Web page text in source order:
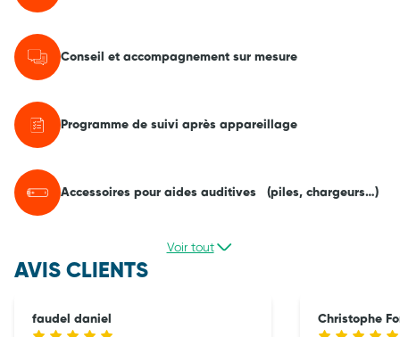
Conseil et accompagnement sur mesure
Programme de suivi après appareillage
Accessoires pour aides auditives (piles, chargeurs…)
Voir tout
AVIS CLIENTS
faudel daniel Christophe